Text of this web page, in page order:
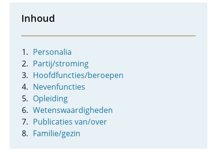
Inhoud
Personalia
Partij/stroming
Hoofdfuncties/beroepen
Nevenfuncties
Opleiding
Wetenswaardigheden
Publicaties van/over
Familie/gezin